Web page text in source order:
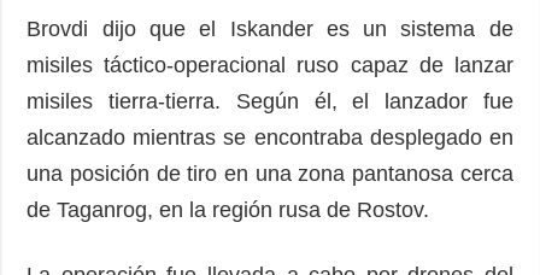
Brovdi dijo que el Iskander es un sistema de
misiles táctico-operacional ruso capaz de lanzar
misiles tierra-tierra. Según él, el lanzador fue
alcanzado mientras se encontraba desplegado en
una posición de tiro en una zona pantanosa cerca
de Taganrog, en la región rusa de Rostov.